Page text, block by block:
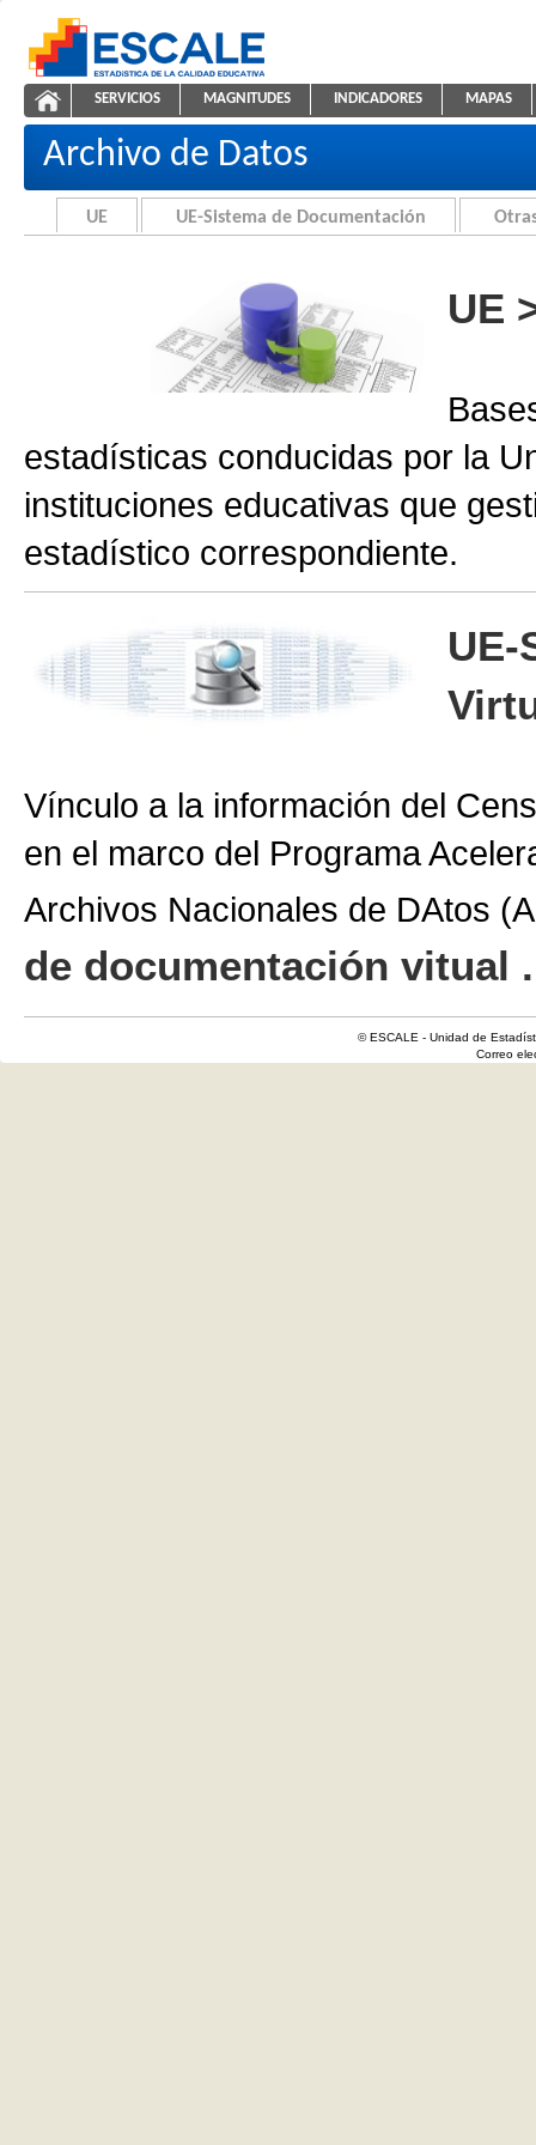
ESCALE - Unidad de Estadística Educativa
Archivo de Datos
NAVEGACIÓN
SERVICIOS MAGNITUDES INDICADORES MAPAS
Archivo de Datos
UE UE-Sistema de Documentación
UE
estadísticas conducidas por la
instituciones educativas que
estadístico correspondiente.
UE-
Vínculo a la información del
en el marco del Programa
Archivos Nacionales de DAtos
de documentación vitual
© ESCALE - Unidad de
Correo